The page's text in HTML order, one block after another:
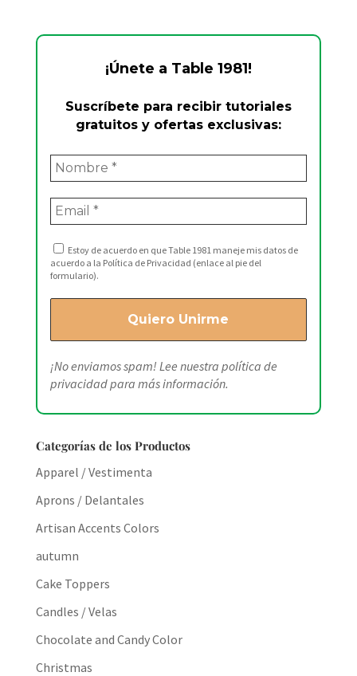
¡Únete a Table 1981!
Suscríbete para recibir tutoriales
gratuitos y ofertas exclusivas:
Estoy de acuerdo en que Table 1981 maneje mis datos de
acuerdo a la Política de Privacidad (enlace al pie del
formulario).
¡No enviamos spam! Lee nuestra política de
privacidadpara más información.
Categorías de los Productos
Apparel / Vestimenta
Aprons / Delantales
Artisan Accents Colors
autumn
Cake Toppers
Candles / Velas
Chocolate and Candy Color
Christmas